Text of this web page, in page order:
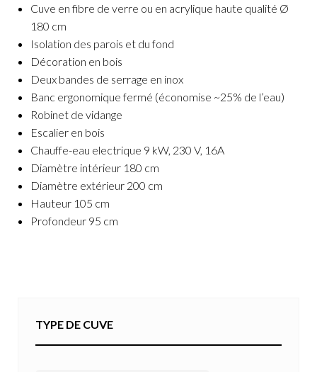
Cuve en fibre de verre ou en acrylique haute qualité Ø
180 cm
Isolation des parois et du fond
Décoration en bois
Deux bandes de serrage en inox
Banc ergonomique fermé (économise ~25% de l’eau)
Robinet de vidange
Escalier en bois
Chauffe-eau electrique 9 kW, 230 V, 16A
Diamètre intérieur 180 cm
Diamètre extérieur 200 cm
Hauteur 105 cm
Profondeur 95 cm
TYPE DE CUVE